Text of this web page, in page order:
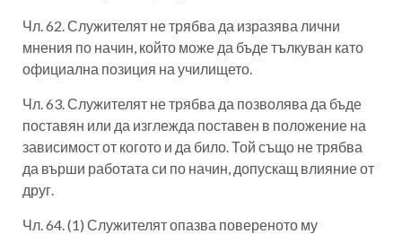
Чл. 62. Служителят не трябва да изразява лични
мнения по начин, който може да бъде тълкуван като
официална позиция на училището.
Чл. 63. Служителят не трябва да позволява да бъде
поставян или да изглежда поставен в положение на
зависимост от когото и да било. Той също не трябва
да върши работата си по начин, допускащ влияние от
друг.
Чл. 64. (1) Служителят опазва повереното му